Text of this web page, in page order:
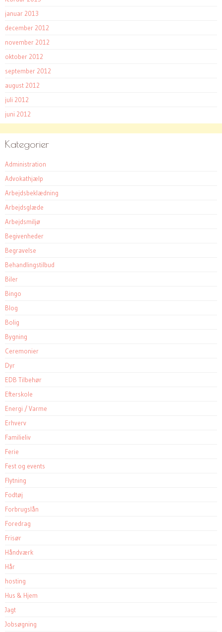
januar 2013
december 2012
november 2012
oktober 2012
september 2012
august 2012
juli 2012
juni 2012
Kategorier
Administration
Advokathjælp
Arbejdsbeklædning
Arbejdsglæde
Arbejdsmiljø
Begivenheder
Begravelse
Behandlingstilbud
Biler
Bingo
Blog
Bolig
Bygning
Ceremonier
Dyr
EDB Tilbehør
Efterskole
Energi / Varme
Erhverv
Familieliv
Ferie
Fest og events
Flytning
Fodtøj
Forbrugslån
Foredrag
Frisør
Håndværk
Hår
hosting
Hus & Hjem
Jagt
Jobsøgning